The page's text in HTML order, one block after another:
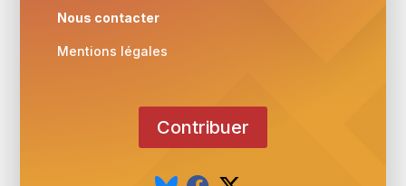
Nous contacter
Mentions légales
Contribuer